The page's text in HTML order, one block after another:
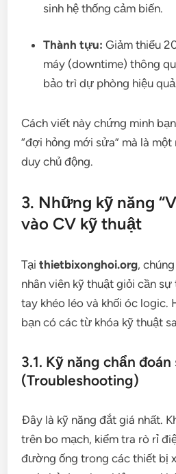
sinh hệ thống cảm biến.
Thành tựu: Giảm thiểu
máy (downtime) thông
bảo trì dự phòng hiệu
Cách viết này chứng minh
“đợi hỏng mới sửa” mà là
duy chủ động.
3. Những kỹ năng
vào CV kỹ thuật
Tạithietbixonghoi.org,
nhân viên kỹ thuật giỏi cần
tay khéo léo và khối óc logic.
bạn có các từ khóa kỹ thuật
3.1. Kỹ năng chẩn
(Troubleshooting)
Đây là kỹ năng đắt giá nhất.
trên bo mạch, kiểm tra rò rỉ
đường ống trong các thiết bị